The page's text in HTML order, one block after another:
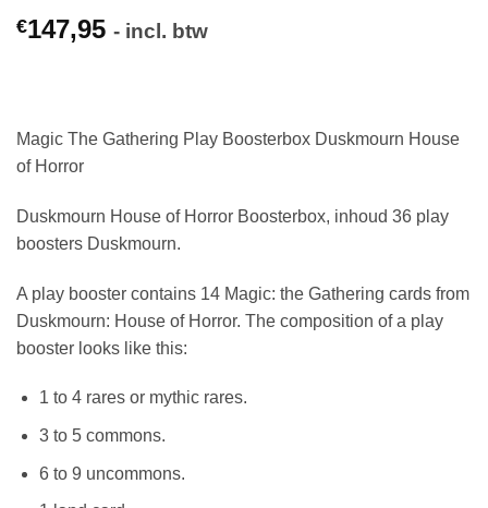
€147,95 - incl. btw
Magic The Gathering Play Boosterbox Duskmourn House
of Horror
Duskmourn House of Horror Boosterbox, inhoud 36 play
boosters Duskmourn.
A play booster contains 14 Magic: the Gathering cards from
Duskmourn: House of Horror. The composition of a play
booster looks like this:
1 to 4 rares or mythic rares.
3 to 5 commons.
6 to 9 uncommons.